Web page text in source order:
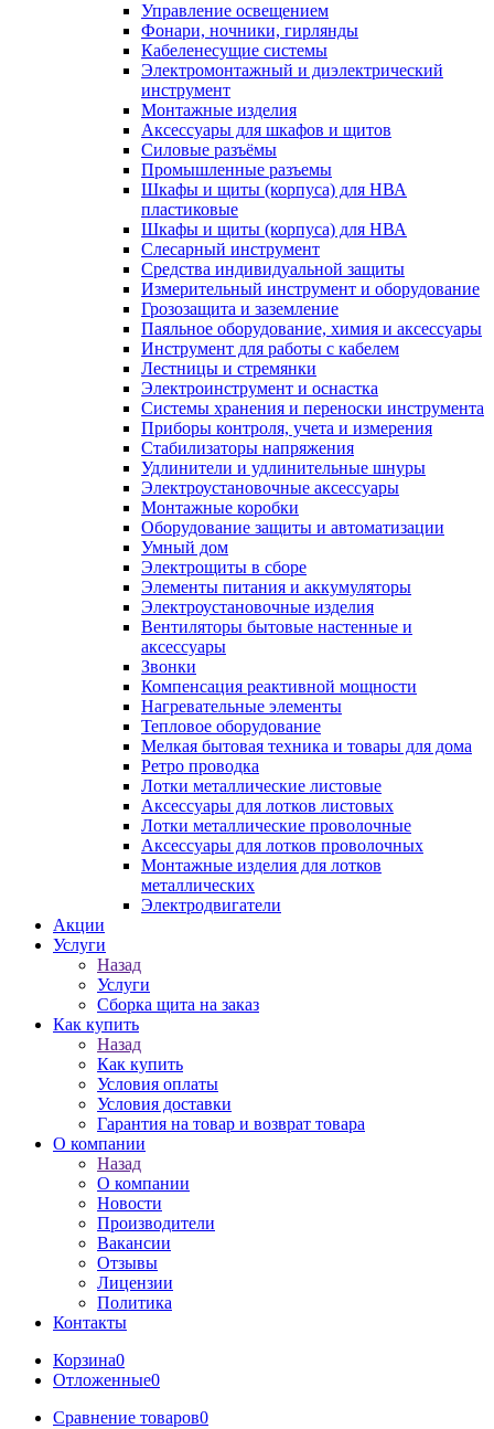
Управление освещением
Фонари, ночники, гирлянды
Кабеленесущие системы
Электромонтажный и диэлектрический
инструмент
Монтажные изделия
Аксессуары для шкафов и щитов
Силовые разъёмы
Промышленные разъемы
Шкафы и щиты (корпуса) для НВА
пластиковые
Шкафы и щиты (корпуса) для НВА
Слесарный инструмент
Средства индивидуальной защиты
Измерительный инструмент и оборудование
Грозозащита и заземление
Паяльное оборудование, химия и аксессуары
Инструмент для работы с кабелем
Лестницы и стремянки
Электроинструмент и оснастка
Системы хранения и переноски инструмента
Приборы контроля, учета и измерения
Стабилизаторы напряжения
Удлинители и удлинительные шнуры
Электроустановочные аксессуары
Монтажные коробки
Оборудование защиты и автоматизации
Умный дом
Электрощиты в сборе
Элементы питания и аккумуляторы
Электроустановочные изделия
Вентиляторы бытовые настенные и
аксессуары
Звонки
Компенсация реактивной мощности
Нагревательные элементы
Тепловое оборудование
Мелкая бытовая техника и товары для дома
Ретро проводка
Лотки металлические листовые
Аксессуары для лотков листовых
Лотки металлические проволочные
Аксессуары для лотков проволочных
Монтажные изделия для лотков
металлических
Электродвигатели
Акции
Услуги
Назад
Услуги
Сборка щита на заказ
Как купить
Назад
Как купить
Условия оплаты
Условия доставки
Гарантия на товар и возврат товара
О компании
Назад
О компании
Новости
Производители
Вакансии
Отзывы
Лицензии
Политика
Контакты
Корзина0
Отложенные0
Сравнение товаров0